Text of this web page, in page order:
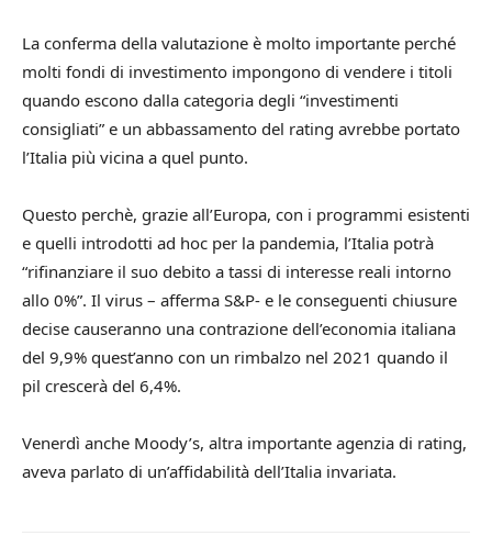
La conferma della valutazione è molto importante perché
molti fondi di investimento impongono di vendere i titoli
quando escono dalla categoria degli “investimenti
consigliati” e un abbassamento del rating avrebbe portato
l’Italia più vicina a quel punto.
Questo perchè, grazie all’Europa, con i programmi esistenti
e quelli introdotti ad hoc per la pandemia, l’Italia potrà
“rifinanziare il suo debito a tassi di interesse reali intorno
allo 0%”. Il virus – afferma S&P- e le conseguenti chiusure
decise causeranno una contrazione dell’economia italiana
del 9,9% quest’anno con un rimbalzo nel 2021 quando il
pil crescerà del 6,4%.
Venerdì anche Moody’s, altra importante agenzia di rating,
aveva parlato di un’affidabilità dell’Italia invariata.